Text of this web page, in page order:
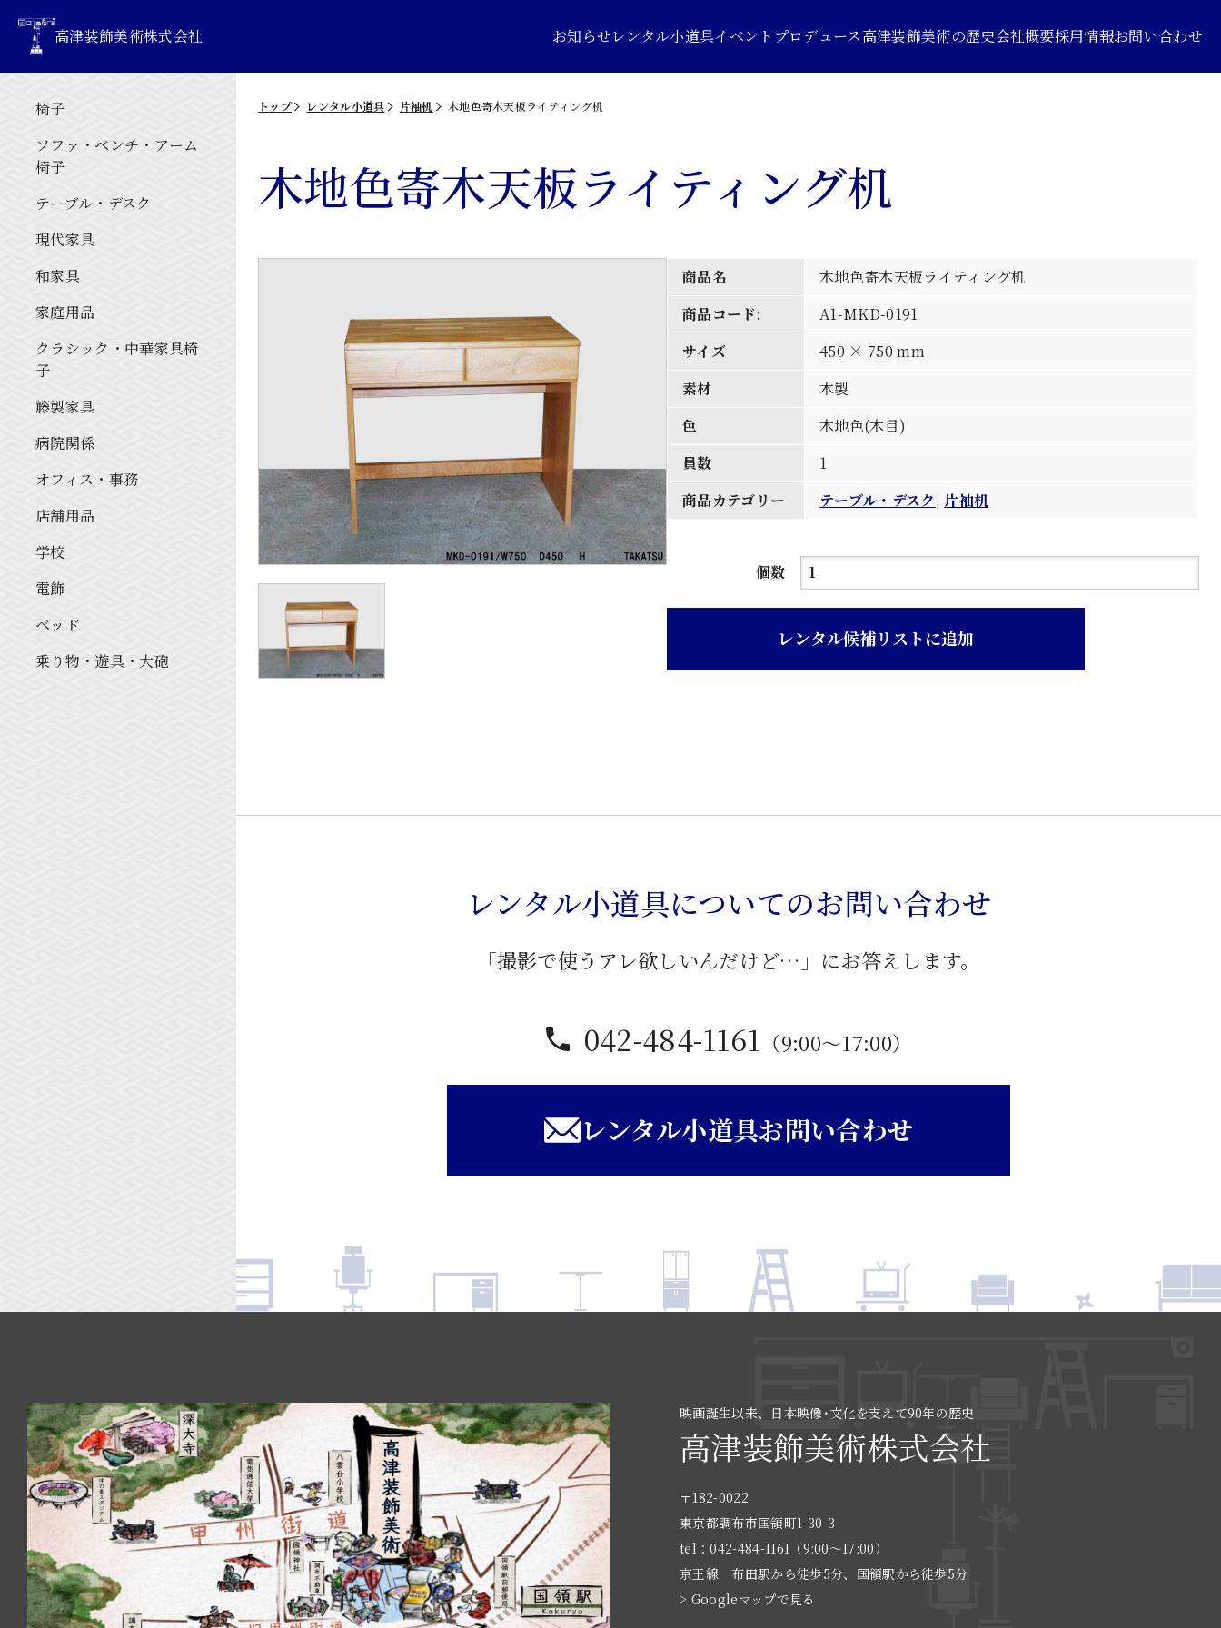
高津装飾美術株式会社 お知らせレンタル小道具イベントプロデュース高津装飾美術の歴史会社概要採用情報お問い合わせ
椅子
ソファ・ベンチ・アーム
椅子
テーブル・デスク
現代家具
和家具
家庭用品
クラシック・中華家具椅
子
籐製家具
病院関係
オフィス・事務
店舗用品
学校
電飾
ベッド
乗り物・遊具・大砲
トップ レンタル小道具 片袖机 木地色寄木天板ライティング机
木地色寄木天板ライティング机
商品名
木地色寄木天板ライティング机
商品コード:
A1-MKD-0191
サイズ
450 × 750 mm
素材
木製
色
木地色(木目)
員数
1
商品カテゴリー
テーブル・デスク, 片袖机
個数
木
ン
グ
個
レンタル候補リストに追加
レンタル小道具についてのお問い合わせ
「撮影で使うアレ欲しいんだけど…」にお答えします。
042-484-1161 （9:00〜17:00）
レンタル小道具お問い合わせ
映画誕生以来、日本映像･文化を支えて90年の歴史
高津装飾美術株式会社
〒182-0022
東京都調布市国領町1-30-3
tel：042-484-1161（9:00〜17:00）
京王線 布田駅から徒歩5分、国領駅から徒歩5分
> Googleマップで見る